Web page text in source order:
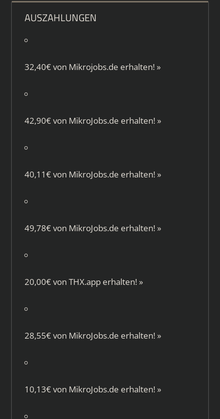
AUSZAHLUNGEN
32,40€ von Mikrojobs.de erhalten! »
42,90€ von MikroJobs.de erhalten! »
40,11€ von MikroJobs.de erhalten! »
49,78€ von MikroJobs.de erhalten! »
20,00€ von THX.apperhalten! »
28,55€ von MikroJobs.de erhalten! »
10,13€ von MikroJobs.de erhalten! »